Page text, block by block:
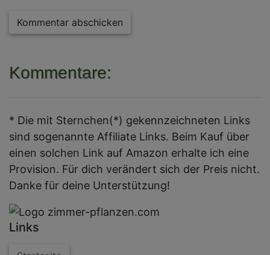
Kommentar abschicken
Kommentare:
* Die mit Sternchen(*) gekennzeichneten Links
sind sogenannte Affiliate Links. Beim Kauf über
einen solchen Link auf Amazon erhalte ich eine
Provision. Für dich verändert sich der Preis nicht.
Danke für deine Unterstützung!
Links